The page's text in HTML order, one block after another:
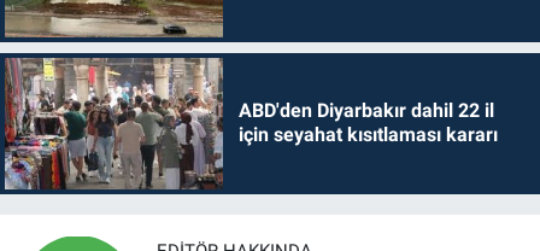
ABD'den Diyarbakır dahil 22 il
için seyahat kısıtlaması kararı